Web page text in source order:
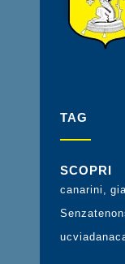
TAG
SCOPRI
canarini